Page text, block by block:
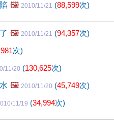
🖼️ 2010/11/21 (88,599次)
🖼️ 2010/11/21 (94,357次)
次)
11/20 (130,625次)
🖼️ 2010/11/20 (45,749次)
11/19 (34,994次)